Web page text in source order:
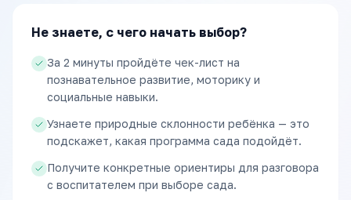
Не знаете, с чего начать выбор?
За 2 минуты пройдёте чек-лист на
познавательное развитие, моторику и
социальные навыки.
Узнаете природные склонности ребёнка — это
подскажет, какая программа сада подойдёт.
Получите конкретные ориентиры для разговора
с воспитателем при выборе сада.